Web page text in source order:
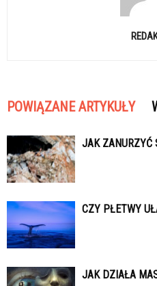
POWIĄZANE ARTYKUŁY
JAK ZANURZYĆ
CZY PŁETWY
JAK DZIAŁA